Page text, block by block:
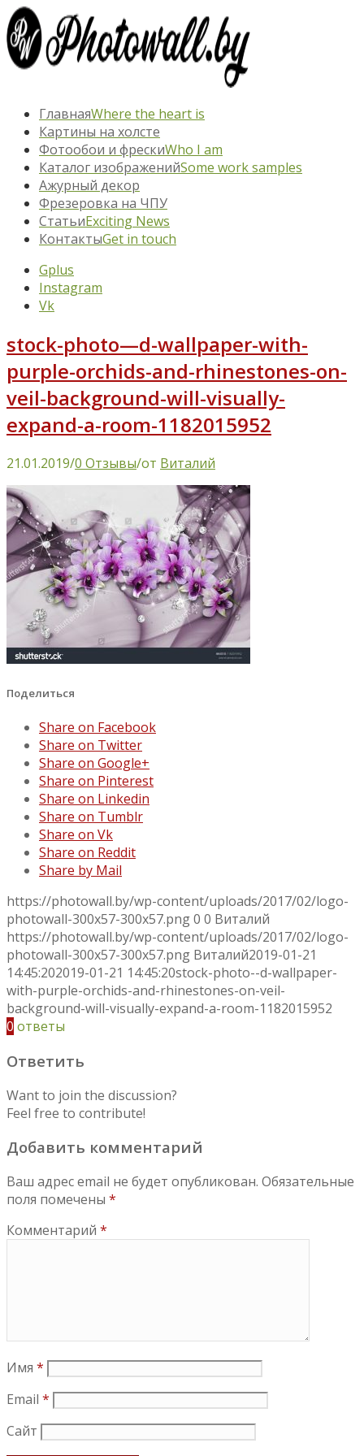
ГлавнаяWhere the heart is
Картины на холсте
Фотообои и фрескиWho I am
Каталог изображенийSome work samples
Ажурный декор
Фрезеровка на ЧПУ
СтатьиExciting News
КонтактыGet in touch
Gplus
Instagram
Vk
stock-photo—d-wallpaper-with-
purple-orchids-and-rhinestones-on-
veil-background-will-visually-
expand-a-room-1182015952
21.01.2019/0 Отзывы/от Виталий
Поделиться
Share on Facebook
Share on Twitter
Share on Google+
Share on Pinterest
Share on Linkedin
Share on Tumblr
Share on Vk
Share on Reddit
Share by Mail
https://photowall.by/wp-content/uploads/2017/02/logo-
photowall-300x57-300x57.png0 0 Виталий
https://photowall.by/wp-content/uploads/2017/02/logo-
photowall-300x57-300x57.png Виталий2019-01-21
14:45:202019-01-21 14:45:20stock-photo--d-wallpaper-
with-purple-orchids-and-rhinestones-on-veil-
background-will-visually-expand-a-room-1182015952
0 ответы
Ответить
Want to join the discussion?
Feel free to contribute!
Добавить комментарий
Ваш адрес email не будет опубликован. Обязательные
поля помечены *
Комментарий *
Имя *
Email *
Сайт